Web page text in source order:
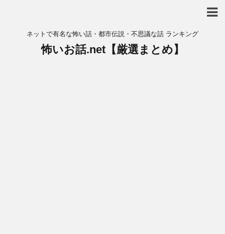
ネットで有名な怖い話・都市伝説・不思議な話 ランキング
怖いお話.net【厳選まとめ】